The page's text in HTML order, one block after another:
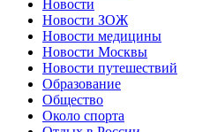
Новости
Новости ЗОЖ
Новости медицины
Новости Москвы
Новости путешествий
Образование
Общество
Около спорта